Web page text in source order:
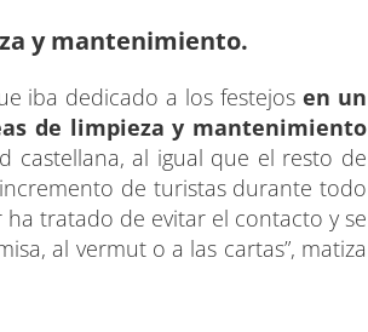
y mantenimiento.
iba dedicado a los festejosen un
de limpieza y mantenimiento
castellana, al igual que el resto de
de turistas durante todo
ha tratado de evitar el contacto y se
al vermut o a las cartas”, matiza